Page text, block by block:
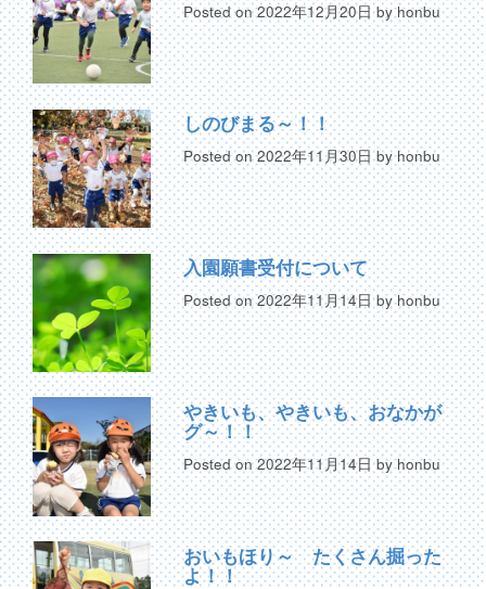
Posted on2022年12月20日byhonbu
しのびまる～！！
Posted on2022年11月30日byhonbu
入園願書受付について
Posted on2022年11月14日byhonbu
やきいも、やきいも、おなかが
グ～！！
Posted on2022年11月14日byhonbu
おいもほり～ たくさん掘った
よ！！